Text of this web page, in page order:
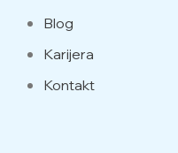
Blog
Karijera
Kontakt